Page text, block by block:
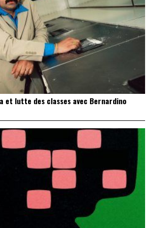
et lutte des classes avec Bernardino